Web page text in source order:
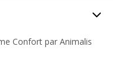
Confort par Animalis